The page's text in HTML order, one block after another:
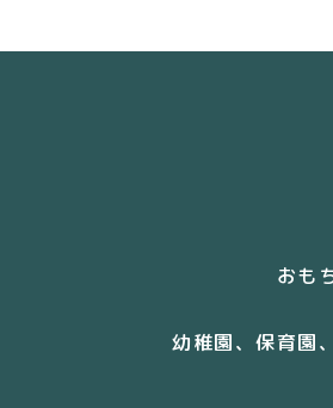
おも
幼稚園、保育園